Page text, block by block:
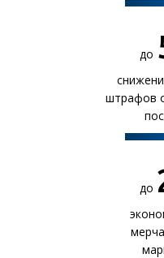
до
штрафов
до